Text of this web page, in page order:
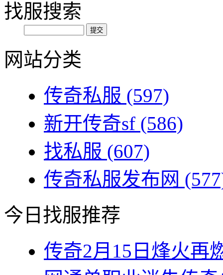
找服搜索
网站分类
传奇私服 (597)
新开传奇sf (586)
找私服 (607)
传奇私服发布网
今日找服推荐
传奇2月15日烽火再